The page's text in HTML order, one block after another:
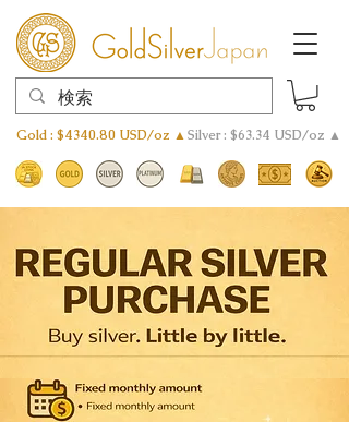
Gold : $4340.80 USD/oz ▲Silver : $63.34 USD/oz ▲